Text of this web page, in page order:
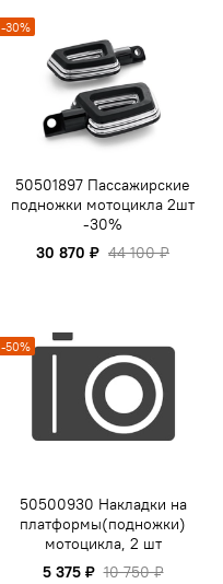
-30%
50501897 Пассажирские
подножки мотоцикла 2шт
-30%
30 870 ₽ 44 100 ₽
-50%
50500930 Накладки на
платформы(подножки)
мотоцикла, 2 шт
5 375 ₽ 10 750 ₽